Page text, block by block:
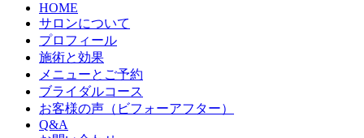
HOME
サロンについて
プロフィール
施術と効果
メニューとご予約
ブライダルコース
お客様の声（ビフォーアフター）
Q&A